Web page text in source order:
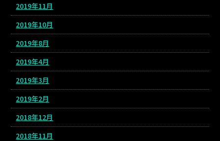
2019年11月
2019年10月
2019年8月
2019年4月
2019年3月
2019年2月
2018年12月
2018年11月